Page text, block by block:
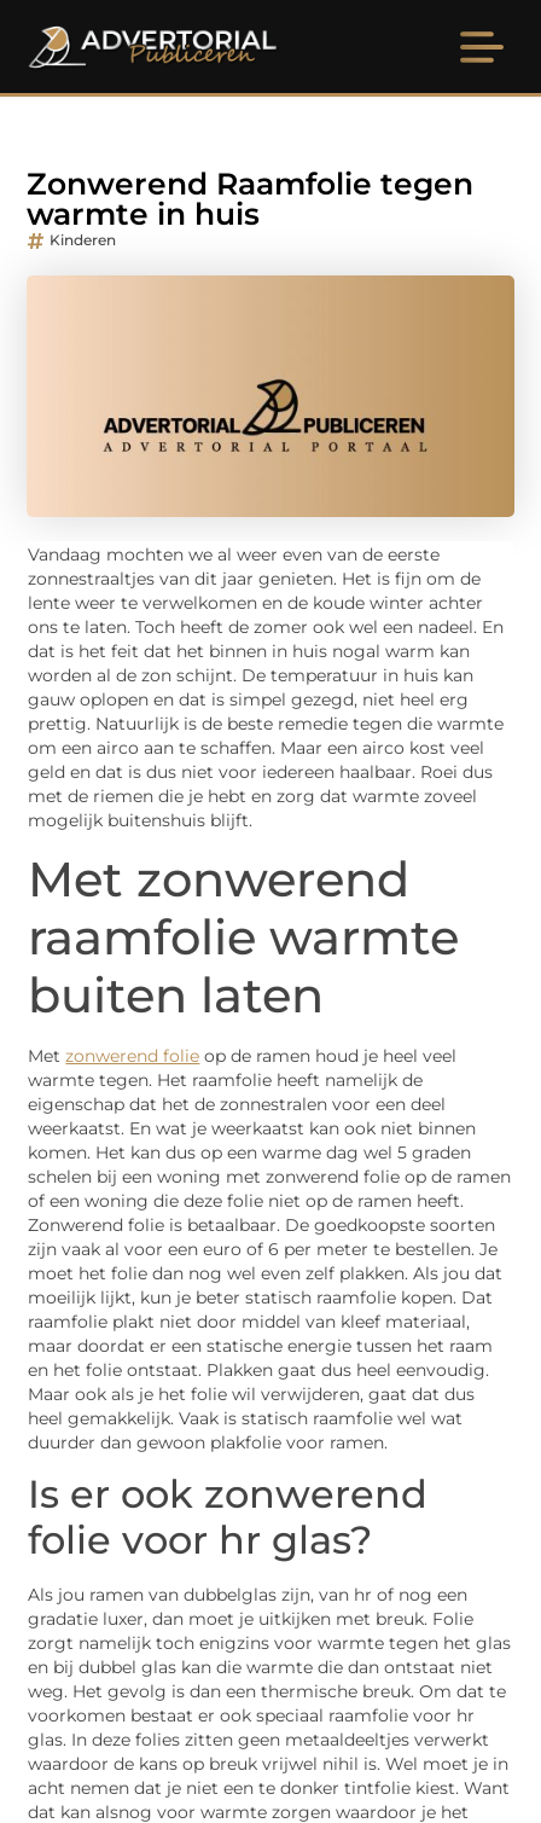
Zonwerend Raamfolie tegen
warmte in huis
Kinderen
Vandaag mochten we al weer even van de eerste
zonnestraaltjes van dit jaar genieten. Het is fijn om de
lente weer te verwelkomen en de koude winter achter
ons te laten. Toch heeft de zomer ook wel een nadeel. En
dat is het feit dat het binnen in huis nogal warm kan
worden al de zon schijnt. De temperatuur in huis kan
gauw oplopen en dat is simpel gezegd, niet heel erg
prettig. Natuurlijk is de beste remedie tegen die warmte
om een airco aan te schaffen. Maar een airco kost veel
geld en dat is dus niet voor iedereen haalbaar. Roei dus
met de riemen die je hebt en zorg dat warmte zoveel
mogelijk buitenshuis blijft.
Met zonwerend
raamfolie warmte
buiten laten
Metzonwerend folie op de ramen houd je heel veel
warmte tegen. Het raamfolie heeft namelijk de
eigenschap dat het de zonnestralen voor een deel
weerkaatst. En wat je weerkaatst kan ook niet binnen
komen. Het kan dus op een warme dag wel 5 graden
schelen bij een woning met zonwerend folie op de ramen
of een woning die deze folie niet op de ramen heeft.
Zonwerend folie is betaalbaar. De goedkoopste soorten
zijn vaak al voor een euro of 6 per meter te bestellen. Je
moet het folie dan nog wel even zelf plakken. Als jou dat
moeilijk lijkt, kun je beter statisch raamfolie kopen. Dat
raamfolie plakt niet door middel van kleef materiaal,
maar doordat er een statische energie tussen het raam
en het folie ontstaat. Plakken gaat dus heel eenvoudig.
Maar ook als je het folie wil verwijderen, gaat dat dus
heel gemakkelijk. Vaak is statisch raamfolie wel wat
duurder dan gewoon plakfolie voor ramen.
Is er ook zonwerend
folie voor hr glas?
Als jou ramen van dubbelglas zijn, van hr of nog een
gradatie luxer, dan moet je uitkijken met breuk. Folie
zorgt namelijk toch enigzins voor warmte tegen het glas
en bij dubbel glas kan die warmte die dan ontstaat niet
weg. Het gevolg is dan een thermische breuk. Om dat te
voorkomen bestaat er ook speciaal raamfolie voor hr
glas. In deze folies zitten geen metaaldeeltjes verwerkt
waardoor de kans op breuk vrijwel nihil is. Wel moet je in
acht nemen dat je niet een te donker tintfolie kiest. Want
dat kan alsnog voor warmte zorgen waardoor je het